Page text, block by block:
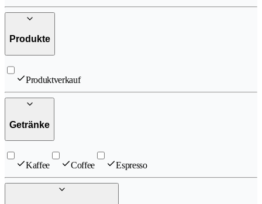
Produkte
Produktverkauf
Getränke
Kaffee Coffee Espresso